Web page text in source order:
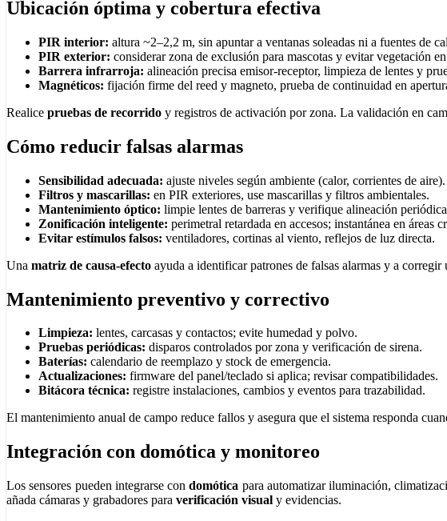
Ubicación óptima y cobertura efectiva
PIR interior: altura ~2–2,2 m, sin apuntar a ventanas soleadas ni a fuentes de
PIR exterior: considerar zona de exclusión para mascotas y evitar vegetación
Barrera infrarroja: alineación precisa emisor‑receptor, limpieza de lentes y
Magnéticos: fijación firme del reed y magneto, prueba de continuidad en
Realice pruebas de recorrido y registros de activación por zona. La validación en
Cómo reducir falsas alarmas
Sensibilidad adecuada: ajuste niveles según ambiente (calor, corrientes de aire).
Filtros y mascarillas: en PIR exteriores, use mascarillas y filtros ambientales.
Mantenimiento óptico: limpie lentes de barreras y verifique alineación
Zonificación inteligente: perimetral retardada en accesos; instantánea en áreas
Evitar estímulos falsos: ventiladores, cortinas al viento, reflejos de luz directa.
Una matriz de causa‑efecto ayuda a identificar patrones de falsas alarmas y a
Mantenimiento preventivo y correctivo
Limpieza: lentes, carcasas y contactos; evite humedad y polvo.
Pruebas periódicas: disparos controlados por zona y verificación de sirena.
Baterías: calendario de reemplazo y stock de emergencia.
Actualizaciones: firmware del panel/teclado si aplica; revisar compatibilidades.
Bitácora técnica: registre instalaciones, cambios y eventos para trazabilidad.
El mantenimiento anual de campo reduce fallos y asegura que el sistema responda
Integración con domótica y monitoreo
Los sensores pueden integrarse condomótica para automatizar iluminación,
añada cámaras y grabadores para verificación visual y evidencias.